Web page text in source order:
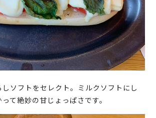
ソフトをセレクト。ミルクソフトにし
て絶妙の甘じょっぱさです。